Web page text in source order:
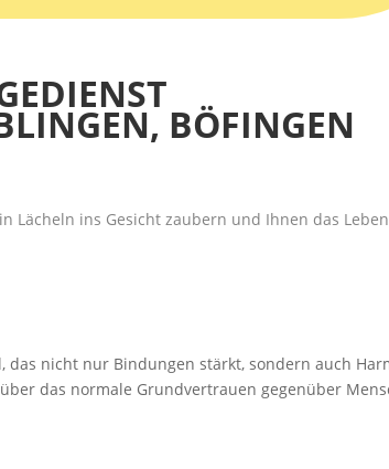
BÖFINGEN
Lächeln ins Gesicht zaubern und Ihnen das
das nicht nur Bindungen stärkt, sondern auch
das normale Grundvertrauen gegenüber